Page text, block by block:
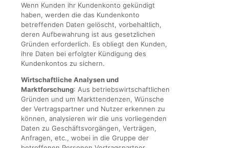
Wenn Kunden ihr Kundenkonto gekündigt
haben, werden die das Kundenkonto
betreffenden Daten gelöscht, vorbehaltlich,
deren Aufbewahrung ist aus gesetzlichen
Gründen erforderlich. Es obliegt den Kunden,
ihre Daten bei erfolgter Kündigung des
Kundenkontos zu sichern.
Wirtschaftliche Analysen und
Marktforschung: Aus betriebswirtschaftlichen
Gründen und um Markttendenzen, Wünsche
der Vertragspartner und Nutzer erkennen zu
können, analysieren wir die uns vorliegenden
Daten zu Geschäftsvorgängen, Verträgen,
Anfragen, etc., wobei in die Gruppe der